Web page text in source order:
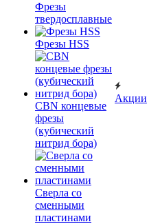
Фрезы
твердосплавные
Фрезы HSS
CBN концевые
фрезы
(кубический
нитрид бора)
Сверла со
сменными
пластинами
Акции